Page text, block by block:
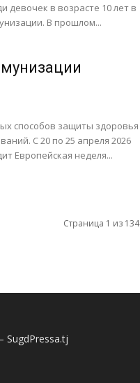
девочек в возрасте 10 лет в
В прошлом...
способов защиты здоровья
С 20 по 25 апреля 2026
Европейская неделя...
Страница 1 из 134